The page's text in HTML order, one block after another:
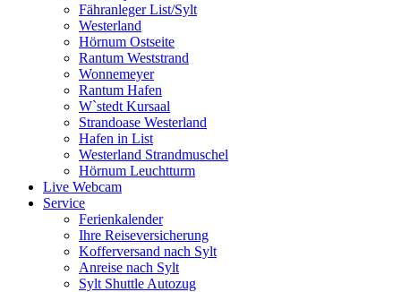
Fähranleger List/Sylt
Westerland
Hörnum Ostseite
Rantum Weststrand
Wonnemeyer
Rantum Hafen
W`stedt Kursaal
Strandoase Westerland
Hafen in List
Westerland Strandmuschel
Hörnum Leuchtturm
Live Webcam
Service
Ferienkalender
Ihre Reiseversicherung
Kofferversand nach Sylt
Anreise nach Sylt
Sylt Shuttle Autozug